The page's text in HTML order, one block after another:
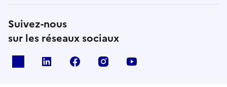
Suivez-nous
sur les réseaux sociaux
linkedin facebook instagram